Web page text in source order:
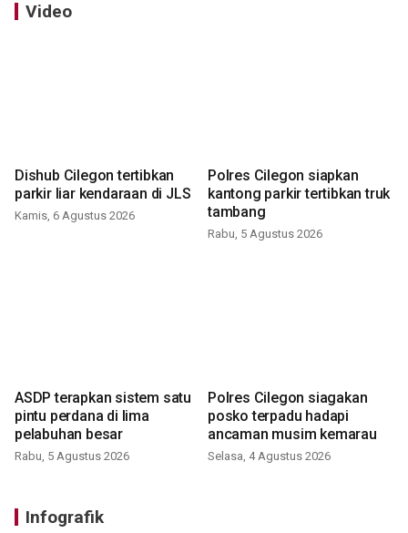
Video
Dishub Cilegon tertibkan
parkir liar kendaraan di JLS
Kamis, 6 Agustus 2026
Polres Cilegon siapkan
kantong parkir tertibkan truk
tambang
Rabu, 5 Agustus 2026
ASDP terapkan sistem satu
pintu perdana di lima
pelabuhan besar
Rabu, 5 Agustus 2026
Polres Cilegon siagakan
posko terpadu hadapi
ancaman musim kemarau
Selasa, 4 Agustus 2026
Infografik